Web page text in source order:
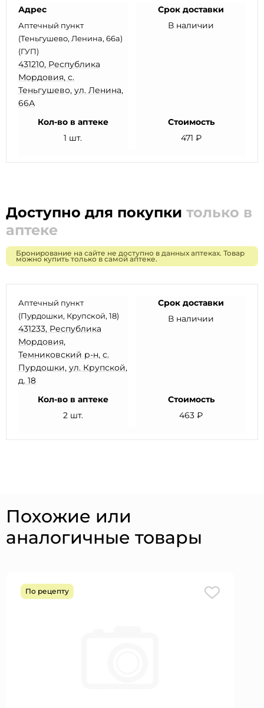
Адрес
Аптечный пункт
(Теньгушево, Ленина, 66а)
(ГУП)
431210, Республика
Мордовия, с.
Теньгушево, ул. Ленина,
66А
Срок доставки
В наличии
Кол-во в аптеке
1 шт.
Стоимость
471 ₽
Доступно для покупки только в
аптеке
Бронирование на сайте не доступно в данных аптеках. Товар
можно купить только в самой аптеке.
Аптечный пункт
(Пурдошки, Крупской, 18)
431233, Республика
Мордовия,
Темниковский р-н, с.
Пурдошки, ул. Крупской,
д. 18
Срок доставки
В наличии
Кол-во в аптеке
2 шт.
Стоимость
463 ₽
Похожие или
аналогичные товары
По рецепту